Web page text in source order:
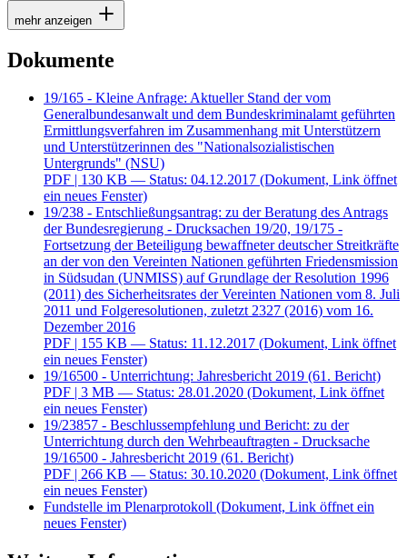
mehr anzeigen
Dokumente
19/165 - Kleine Anfrage: Aktueller Stand der vom
Generalbundesanwalt und dem Bundeskriminalamt geführten
Ermittlungsverfahren im Zusammenhang mit Unterstützern
und Unterstützerinnen des "Nationalsozialistischen
Untergrunds" (NSU)
PDF | 130 KB — Status: 04.12.2017 (Dokument, Link öffnet
ein neues Fenster)
19/238 - Entschließungsantrag: zu der Beratung des Antrags
der Bundesregierung - Drucksachen 19/20, 19/175 -
Fortsetzung der Beteiligung bewaffneter deutscher Streitkräfte
an der von den Vereinten Nationen geführten Friedensmission
in Südsudan (UNMISS) auf Grundlage der Resolution 1996
(2011) des Sicherheitsrates der Vereinten Nationen vom 8. Juli
2011 und Folgeresolutionen, zuletzt 2327 (2016) vom 16.
Dezember 2016
PDF | 155 KB — Status: 11.12.2017 (Dokument, Link öffnet
ein neues Fenster)
19/16500 - Unterrichtung: Jahresbericht 2019 (61. Bericht)
PDF | 3 MB — Status: 28.01.2020 (Dokument, Link öffnet
ein neues Fenster)
19/23857 - Beschlussempfehlung und Bericht: zu der
Unterrichtung durch den Wehrbeauftragten - Drucksache
19/16500 - Jahresbericht 2019 (61. Bericht)
PDF | 266 KB — Status: 30.10.2020 (Dokument, Link öffnet
ein neues Fenster)
Fundstelle im Plenarprotokoll (Dokument, Link öffnet ein
neues Fenster)